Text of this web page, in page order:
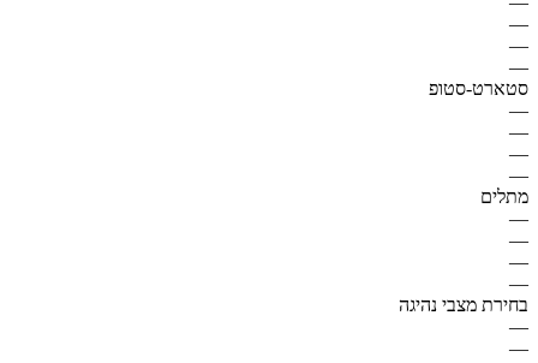
—
—
—
סטארט-סטופ
—
—
—
—
מתלים
—
—
—
—
בחירת מצבי נהיגה
—
—